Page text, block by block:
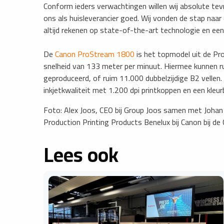
Conform ieders verwachtingen willen wij absolute
ons als huisleverancier goed. Wij vonden de stap
altijd rekenen op state-of-the-art technologie en een
DeCanon ProStream 1800is het topmodel uit de
snelheid van 133 meter per minuut. Hiermee
geproduceerd, of ruim 11.000 dubbelzijdige B2
inkjetkwaliteit met 1.200 dpi printkoppen en een
Foto: Alex Joos, CEO bij Group Joos samen met
Production Printing Products Benelux bij Canon bij
Lees ook